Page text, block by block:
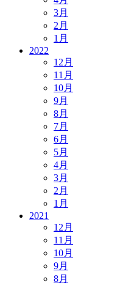
3月
2月
1月
2022
12月
11月
10月
9月
8月
7月
6月
5月
4月
3月
2月
1月
2021
12月
11月
10月
9月
8月